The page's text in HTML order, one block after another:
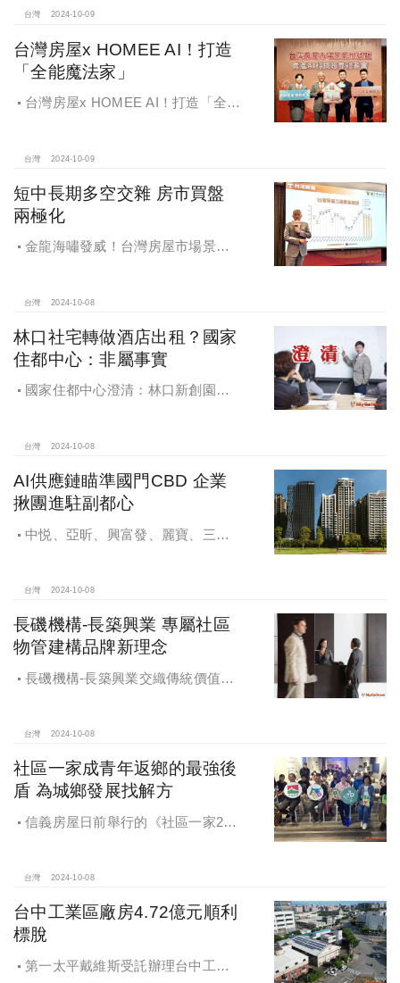
台灣 2024-10-09
台灣房屋x HOMEE AI！打造
「全能魔法家」
台灣房屋x HOMEE AI！打造「全能
台灣 2024-10-09
短中長期多空交雜 房市買盤
兩極化
金龍海嘯發威！台灣房屋市場景氣
望全壘打
台灣 2024-10-08
林口社宅轉做酒店出租？國家
住都中心：非屬事實
國家住都中心澄清：林口新創園秉
台灣 2024-10-08
AI供應鏈瞄準國門CBD 企業
揪團進駐副都心
中悦、亞昕、興富發、麗寶、三發
未來還陸續有超過7萬坪辦公樓面積新
供給。
台灣 2024-10-08
長磯機構-長築興業 專屬社區
物管建構品牌新理念
長磯機構-長築興業交織傳統價值與
家邸「長築白樓1」
台灣 2024-10-08
社區一家成青年返鄉的最強後
盾 為城鄉發展找解方
信義房屋日前舉行的《社區一家20
彰化鬆勢三日節策展人劉孟豪分享他
們如何以創新思維和社區凝聚力，為
家鄉帶來改變和發展的故事。
台灣 2024-10-08
台中工業區廠房4.72億元順利
標脫
第一太平戴維斯受託辦理台中工業